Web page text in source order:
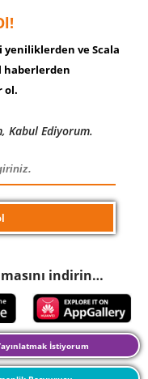
ve Scala
haberlerden
ol.
Kabul Ediyorum.
indirin…
İstiyorum